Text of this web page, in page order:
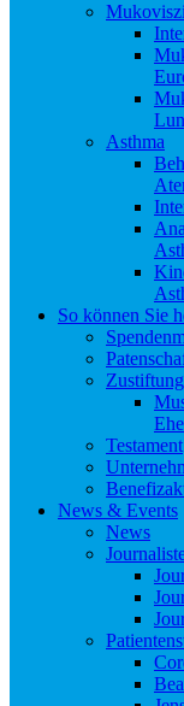
Asthma
So können Sie
Zustiftung
Testament
News & Events
News